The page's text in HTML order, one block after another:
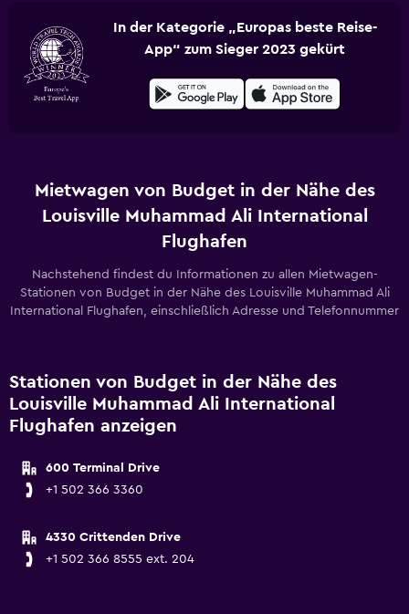
In der Kategorie „Europas beste Reise-
App“ zum Sieger 2023 gekürt
Mietwagen von Budget in der Nähe des
Louisville Muhammad Ali International
Flughafen
Nachstehend findest du Informationen zu allen Mietwagen-
Stationen von Budget in der Nähe des Louisville Muhammad Ali
International Flughafen, einschließlich Adresse und Telefonnummer
Stationen von Budget in der Nähe des
Louisville Muhammad Ali International
Flughafen anzeigen
600 Terminal Drive
+1 502 366 3360
4330 Crittenden Drive
+1 502 366 8555 ext. 204